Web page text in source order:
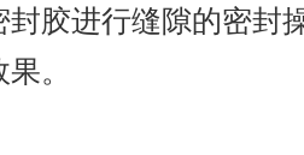
封胶进行缝隙的密封
。